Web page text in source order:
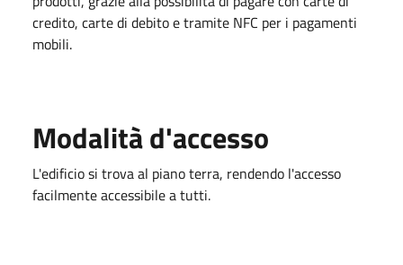
credito, carte di debito e tramite NFC per i pagamenti
mobili​.
Modalità d'accesso
L'edificio si trova al piano terra, rendendo l'accesso
facilmente accessibile a tutti.